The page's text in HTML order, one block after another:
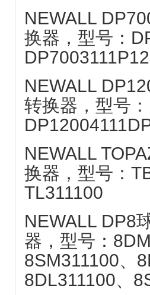
NEWALL
换器，型号：
NEWALL
转换器，型号
NEWALL
换器，型号：
TL311100
NEWALL DP8
器，型号：
8SM311100、
8DL311100、